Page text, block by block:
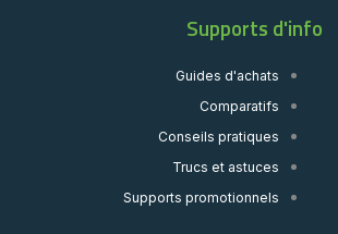
Supports d'info
Guides d'achats
Comparatifs
Conseils pratiques
Trucs et astuces
Supports promotionnels